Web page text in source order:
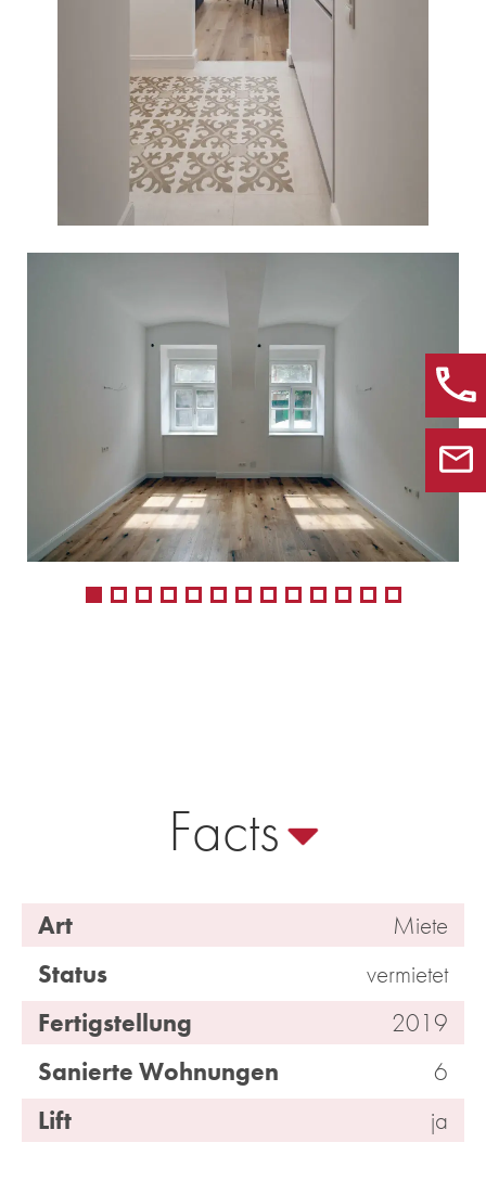
Facts
Art
Miete
Status
vermietet
Fertigstellung
2019
Sanierte Wohnungen
6
Lift
ja